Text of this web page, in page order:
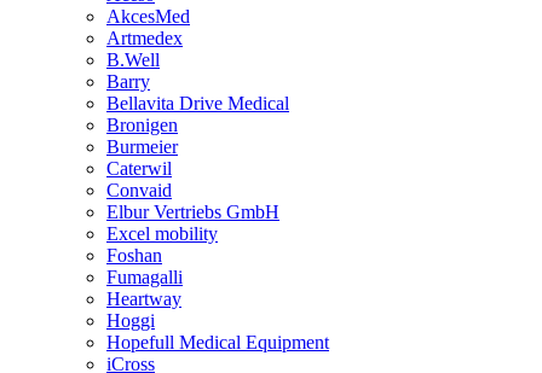
AkcesMed
Artmedex
B.Well
Barry
Bellavita Drive Medical
Bronigen
Burmeier
Caterwil
Convaid
Elbur Vertriebs GmbH
Excel mobility
Foshan
Fumagalli
Heartway
Hoggi
Hopefull Medical Equipment
iCross